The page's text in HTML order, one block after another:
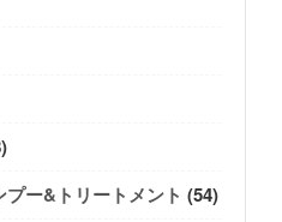
ー&トリートメント (54)